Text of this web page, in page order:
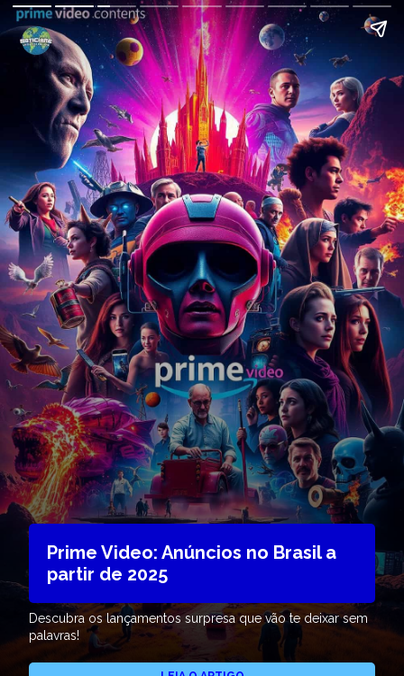
Prime Video: Anúncios no Brasil a
partir de 2025
Descubra os lançamentos surpresa que vão te deixar sem
palavras!